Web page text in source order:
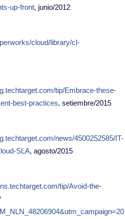
up-front, junio/2012
cloud/library/cl-
tip/Embrace-these-
best-practices, setiembre/2015
news/4500252585/IT-
SLA, agosto/2015
tip/Avoid-the-